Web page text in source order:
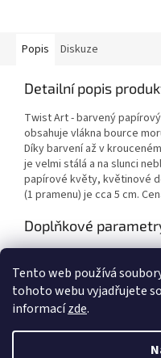
Tento web používá
tohoto webu vyjadřujete
informacízde.
Popis Diskuze
Detailní popis
Twist Art - barvený
obsahuje vlákna bource
Díky barvení až v
je velmi stálá a na slunci
papírové květy, květinové
(1 pramenu) je cca 5 cm.
Doplňkové
EAN: Zvolte